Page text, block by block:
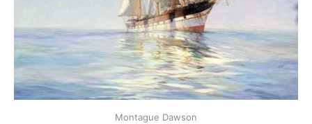
Montague Dawson